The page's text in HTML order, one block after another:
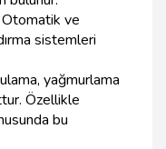
Otomatik ve
sistemleri
yağmurlama
Özellikle
bu